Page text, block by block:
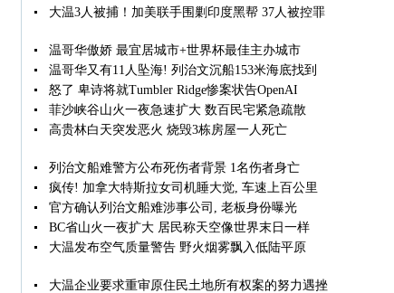
大温3人被捕！加美联手围剿印度黑帮 37人被控罪
温哥华傲娇 最宜居城市+世界杯最佳主办城市
温哥华又有11人坠海! 列治文沉船153米海底找到
怒了 卑诗将就Tumbler Ridge惨案状告OpenAI
菲沙峡谷山火一夜急速扩大 数百民宅紧急疏散
高贵林白天突发恶火 烧毁3栋房屋一人死亡
列治文船难警方公布死伤者背景 1名伤者身亡
疯传! 加拿大特斯拉女司机睡大觉, 车速上百公里
官方确认列治文船难涉事公司, 老板身份曝光
BC省山火一夜扩大 居民称天空像世界末日一样
大温发布空气质量警告 野火烟雾飘入低陆平原
大温企业要求重审原住民土地所有权案的努力遇挫